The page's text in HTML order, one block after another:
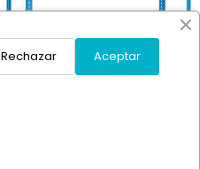
Aceptar
Rechazar